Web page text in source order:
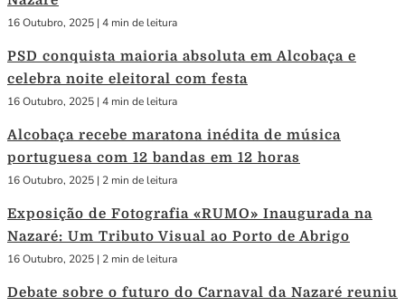
16 Outubro, 2025 | 4 min de leitura
PSD conquista maioria absoluta em Alcobaça e
celebra noite eleitoral com festa
16 Outubro, 2025 | 4 min de leitura
Alcobaça recebe maratona inédita de música
portuguesa com 12 bandas em 12 horas
16 Outubro, 2025 | 2 min de leitura
Exposição de Fotografia «RUMO» Inaugurada na
Nazaré: Um Tributo Visual ao Porto de Abrigo
16 Outubro, 2025 | 2 min de leitura
Debate sobre o futuro do Carnaval da Nazaré reuniu